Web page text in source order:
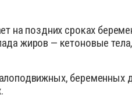
на поздних сроках
жиров — кетоновые
беременных